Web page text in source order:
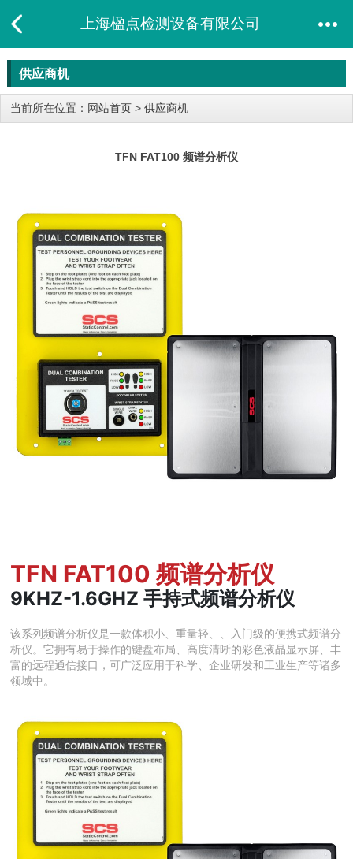
上海楹点检测设备有限公司
供应商机
当前所在位置： 网站首页 > 供应商机
TFN FAT100 频谱分析仪
TFN FAT100 频谱分析仪
9KHZ-1.6GHZ 手持式频谱分析仪
该系列频谱分析仪是一款体积小、重量轻、、入门级的便携式频谱分
析仪。它拥有易于操作的键盘布局、高度清晰的彩色液晶显示屏、丰
富的远程通信接口，可广泛应用于科学、企业研发和工业生产等诸多
领域中。